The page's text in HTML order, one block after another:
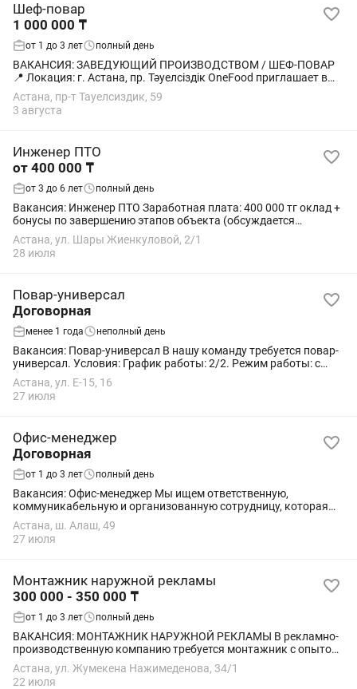
Шеф-повар
1 000 000 ₸
от 1 до 3 лет полный день
ВАКАНСИЯ: ЗАВЕДУЮЩИЙ ПРОИЗВОДСТВОМ / ШЕФ-ПОВАР
📍 Локация: г. Астана, пр. Тәуелсіздік OneFood приглашает в
команду сильного руководителя пищевого производства,
который сможет выстроить эффективную...
Астана, пр-т Тауелсиздик, 59
3 августа
Инженер ПТО
от 400 000 ₸
от 3 до 6 лет полный день
Вакансия: Инженер ПТО Заработная плата: 400 000 тг оклад +
бонусы по завершению этапов объекта (обсуждается
индивидуально на собеседовании). Обязанности: Ведение
строительных проектов. ...
Астана, ул. Шары Жиенкуловой, 2/1
28 июля
Повар-универсал
Договорная
менее 1 года неполный день
Вакансия: Повар-универсал В нашу команду требуется повар-
универсал. Условия: График работы: 2/2. Режим работы: с
08:00 до 20:30. Можно без опыта — всему обучим.
Своевременная выплата...
Астана, ул. Е-15, 16
27 июля
Офис-менеджер
Договорная
от 1 до 3 лет полный день
Вакансия: Офис-менеджер Мы ищем ответственную,
коммуникабельную и организованную сотрудницу, которая
станет лицом нашей компании и поможет обеспечить
Астана, ш. Алаш, 49
27 июля
Монтажник наружной рекламы
300 000 - 350 000 ₸
от 1 до 3 лет полный день
ВАКАНСИЯ: МОНТАЖНИК НАРУЖНОЙ РЕКЛАМЫ В рекламно-
производственную компанию требуется монтажник с опытом
работы в сфере полиграфии и наружной рекламы.
Требования: Опыт работы монтажником в рекламных...
Астана, ул. Жумекена Нажимеденова, 34/1
22 июля